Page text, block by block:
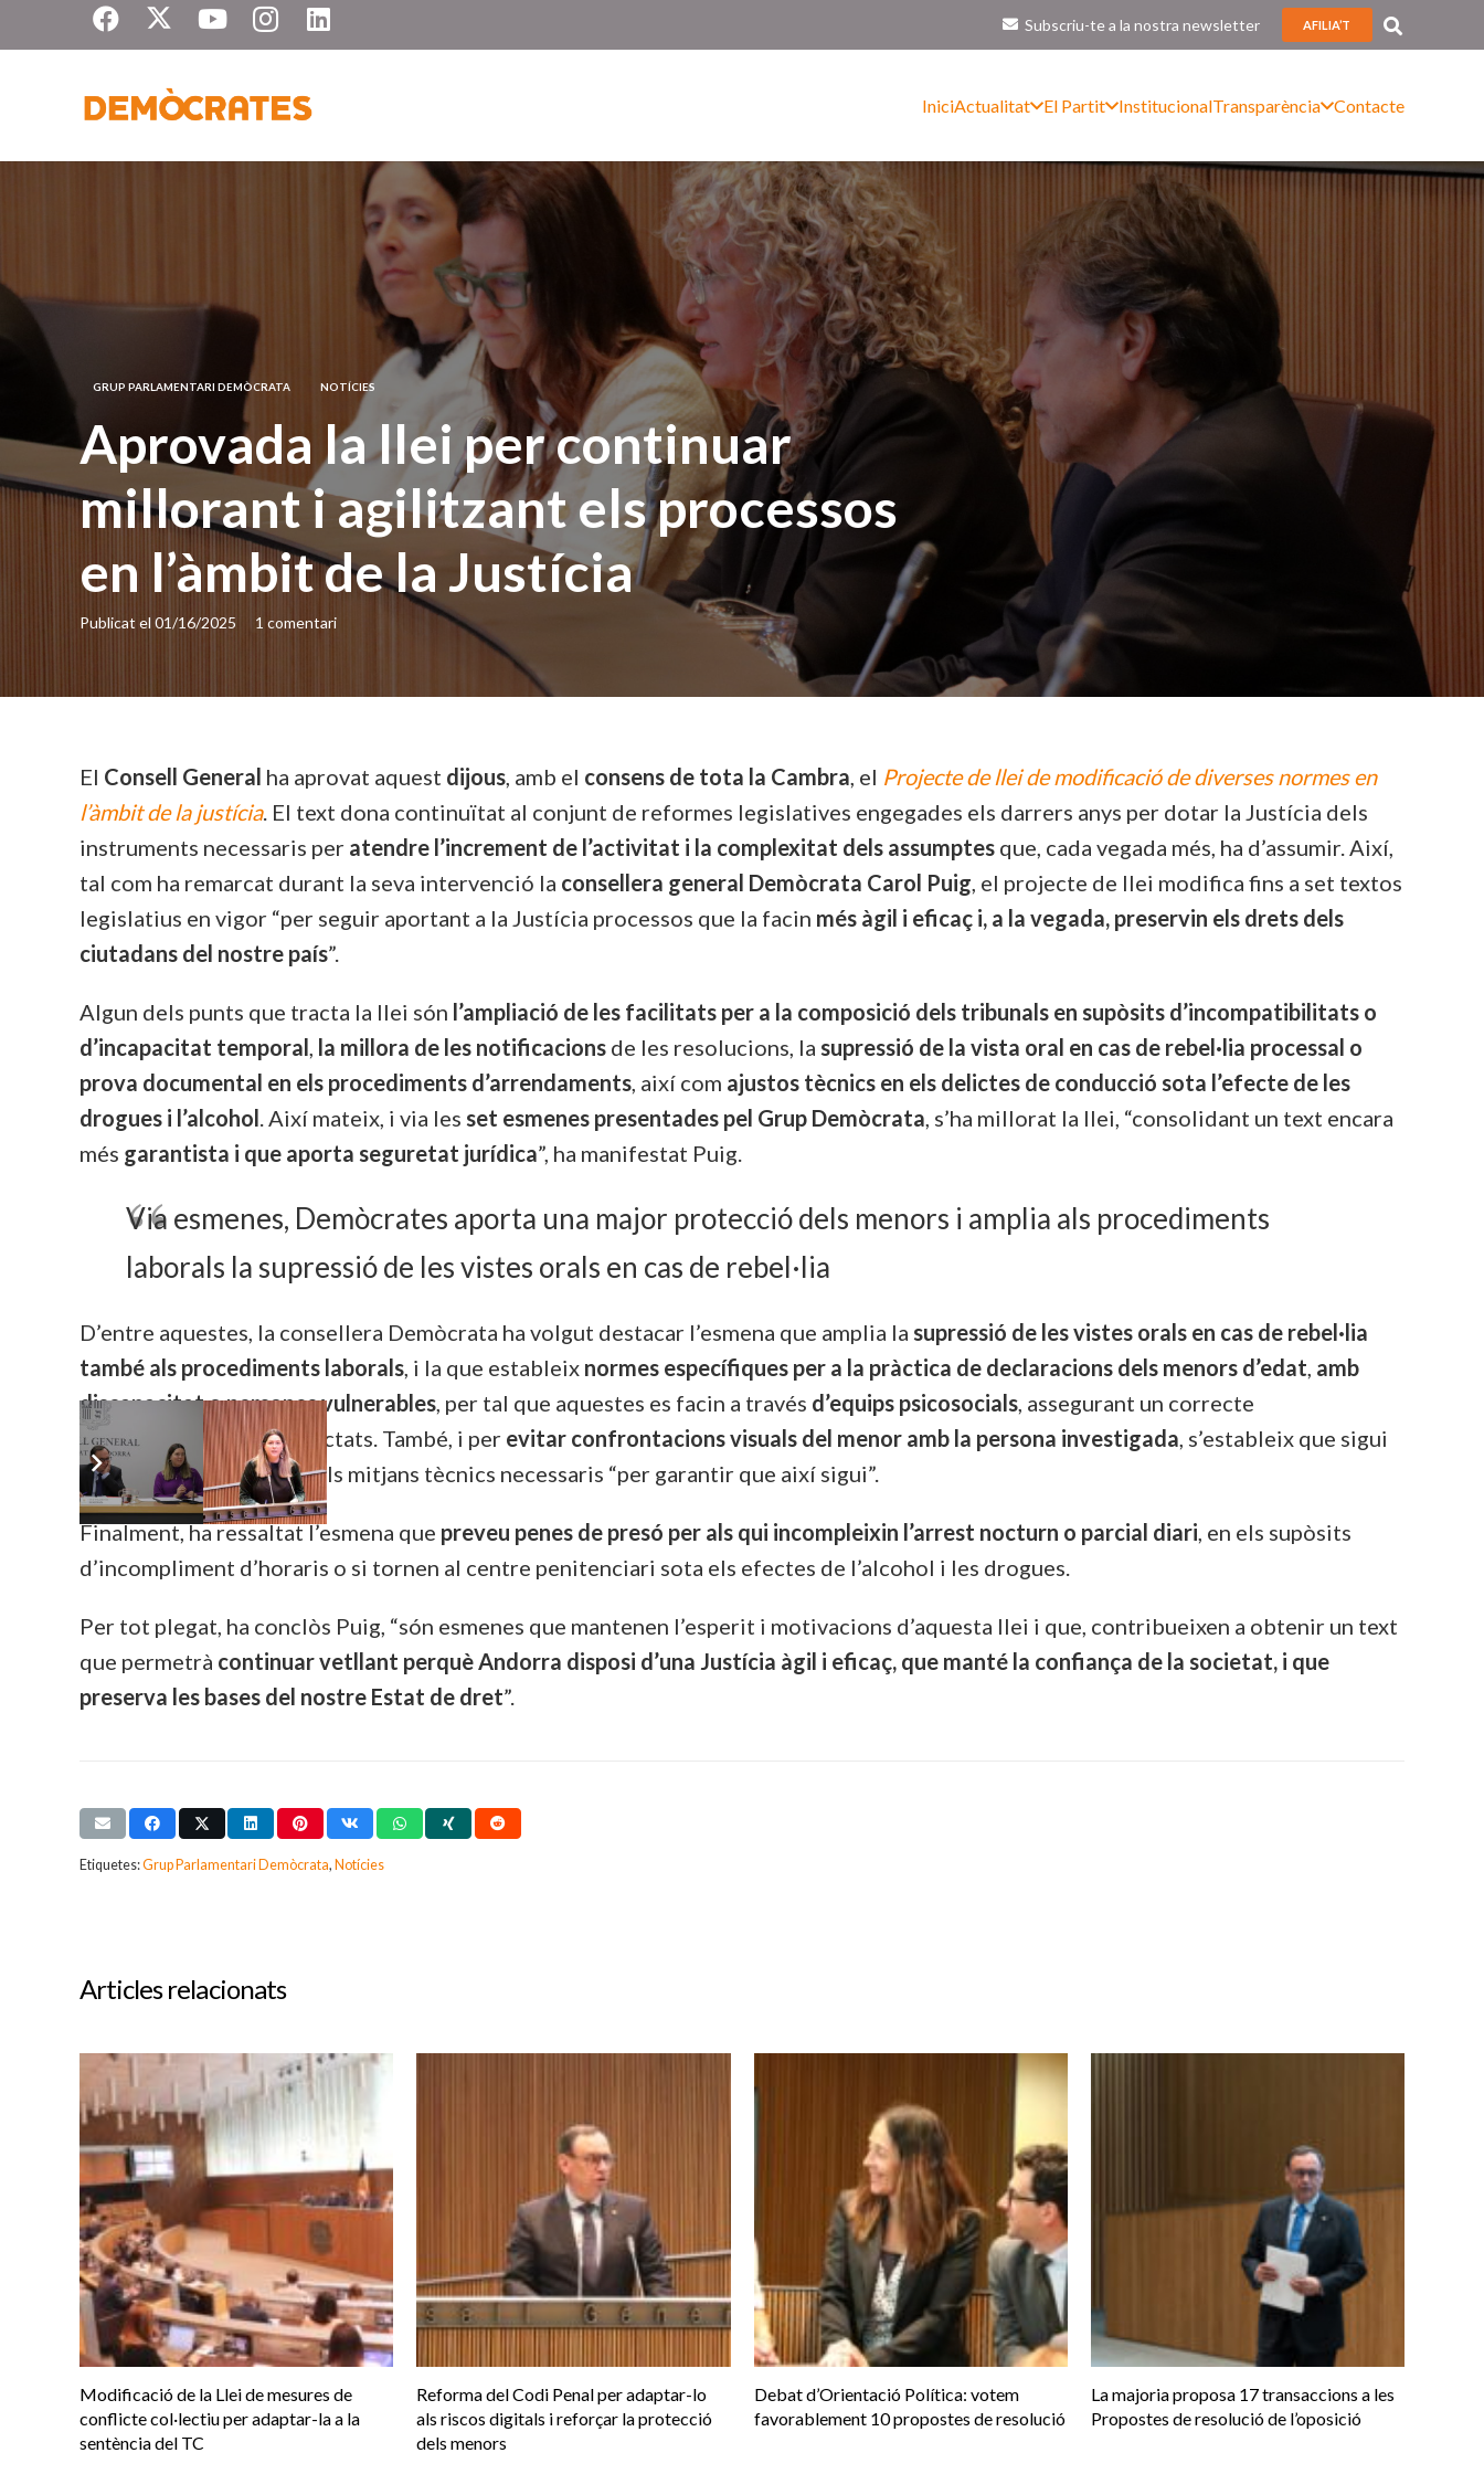
Subscriu-te a la nostra newsletter AFILIA’T
IniciActualitat El Partit InstitucionalTransparència Contacte
GRUP PARLAMENTARI DEMÒCRATA NOTÍCIES
Aprovada la llei per continuar
millorant i agilitzant els processos
en l’àmbit de la Justícia
Publicat el 01/16/2025 1 comentari
El Consell General ha aprovat aquest dijous, amb el consens de tota la Cambra, el Projecte de llei de modificació de diverses normes en
l’àmbit de la justícia. El text dona continuïtat al conjunt de reformes legislatives engegades els darrers anys per dotar la Justícia dels
instruments necessaris per atendre l’increment de l’activitat i la complexitat dels assumptes que, cada vegada més, ha d’assumir. Així,
tal com ha remarcat durant la seva intervenció la consellera general Demòcrata Carol Puig, el projecte de llei modifica fins a set textos
legislatius en vigor “per seguir aportant a la Justícia processos que la facin més àgil i eficaç i, a la vegada, preservin els drets dels
ciutadans del nostre país”.
Algun dels punts que tracta la llei són l’ampliació de les facilitats per a la composició dels tribunals en supòsits d’incompatibilitats o
d’incapacitat temporal, la millora de les notificacions de les resolucions, la supressió de la vista oral en cas de rebel·lia processal o
prova documental en els procediments d’arrendaments, així com ajustos tècnics en els delictes de conducció sota l’efecte de les
drogues i l’alcohol. Així mateix, i via les set esmenes presentades pel Grup Demòcrata, s’ha millorat la llei, “consolidant un text encara
més garantista i que aporta seguretat jurídica”, ha manifestat Puig.
Via esmenes, Demòcrates aporta una major protecció dels menors i amplia als procediments
laborals la supressió de les vistes orals en cas de rebel·lia
D’entre aquestes, la consellera Demòcrata ha volgut destacar l’esmena que amplia la supressió de les vistes orals en cas de rebel·lia
també als procediments laborals, i la que estableix normes específiques per a la pràctica de declaracions dels menors d’edat, amb
discapacitat o persones vulnerables, per tal que aquestes es facin a través d’equips psicosocials, assegurant un correcte
acompanyament dels afectats. També, i per evitar confrontacions visuals del menor amb la persona investigada, s’estableix que sigui
obligatori utilitzar tots els mitjans tècnics necessaris “per garantir que així sigui”.
Finalment, ha ressaltat l’esmena que preveu penes de presó per als qui incompleixin l’arrest nocturn o parcial diari, en els supòsits
d’incompliment d’horaris o si tornen al centre penitenciari sota els efectes de l’alcohol i les drogues.
Per tot plegat, ha conclòs Puig, “són esmenes que mantenen l’esperit i motivacions d’aquesta llei i que, contribueixen a obtenir un text
que permetrà continuar vetllant perquè Andorra disposi d’una Justícia àgil i eficaç, que manté la confiança de la societat, i que
preserva les bases del nostre Estat de dret”.
Etiquetes:Grup Parlamentari Demòcrata, Notícies
Articles relacionats
Modificació de la Llei de mesures de
conflicte col·lectiu per adaptar-la a la
sentència del TC
Reforma del Codi Penal per adaptar-lo
als riscos digitals i reforçar la protecció
dels menors
Debat d’Orientació Política: votem
favorablement 10 propostes de resolució
La majoria proposa 17 transaccions a les
Propostes de resolució de l’oposició